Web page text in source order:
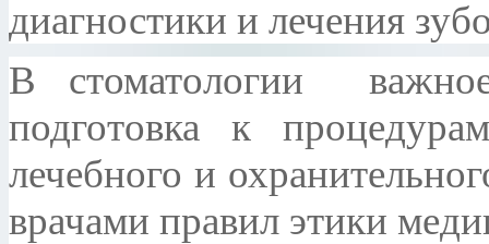
диагностики и лечения
В стоматологии
подготовка к
лечебного и
врачами правил этики